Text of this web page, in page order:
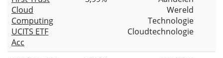
Cloud
Computing
UCITS ETF
Acc
Wereld
Technologie
Cloudtechnologie